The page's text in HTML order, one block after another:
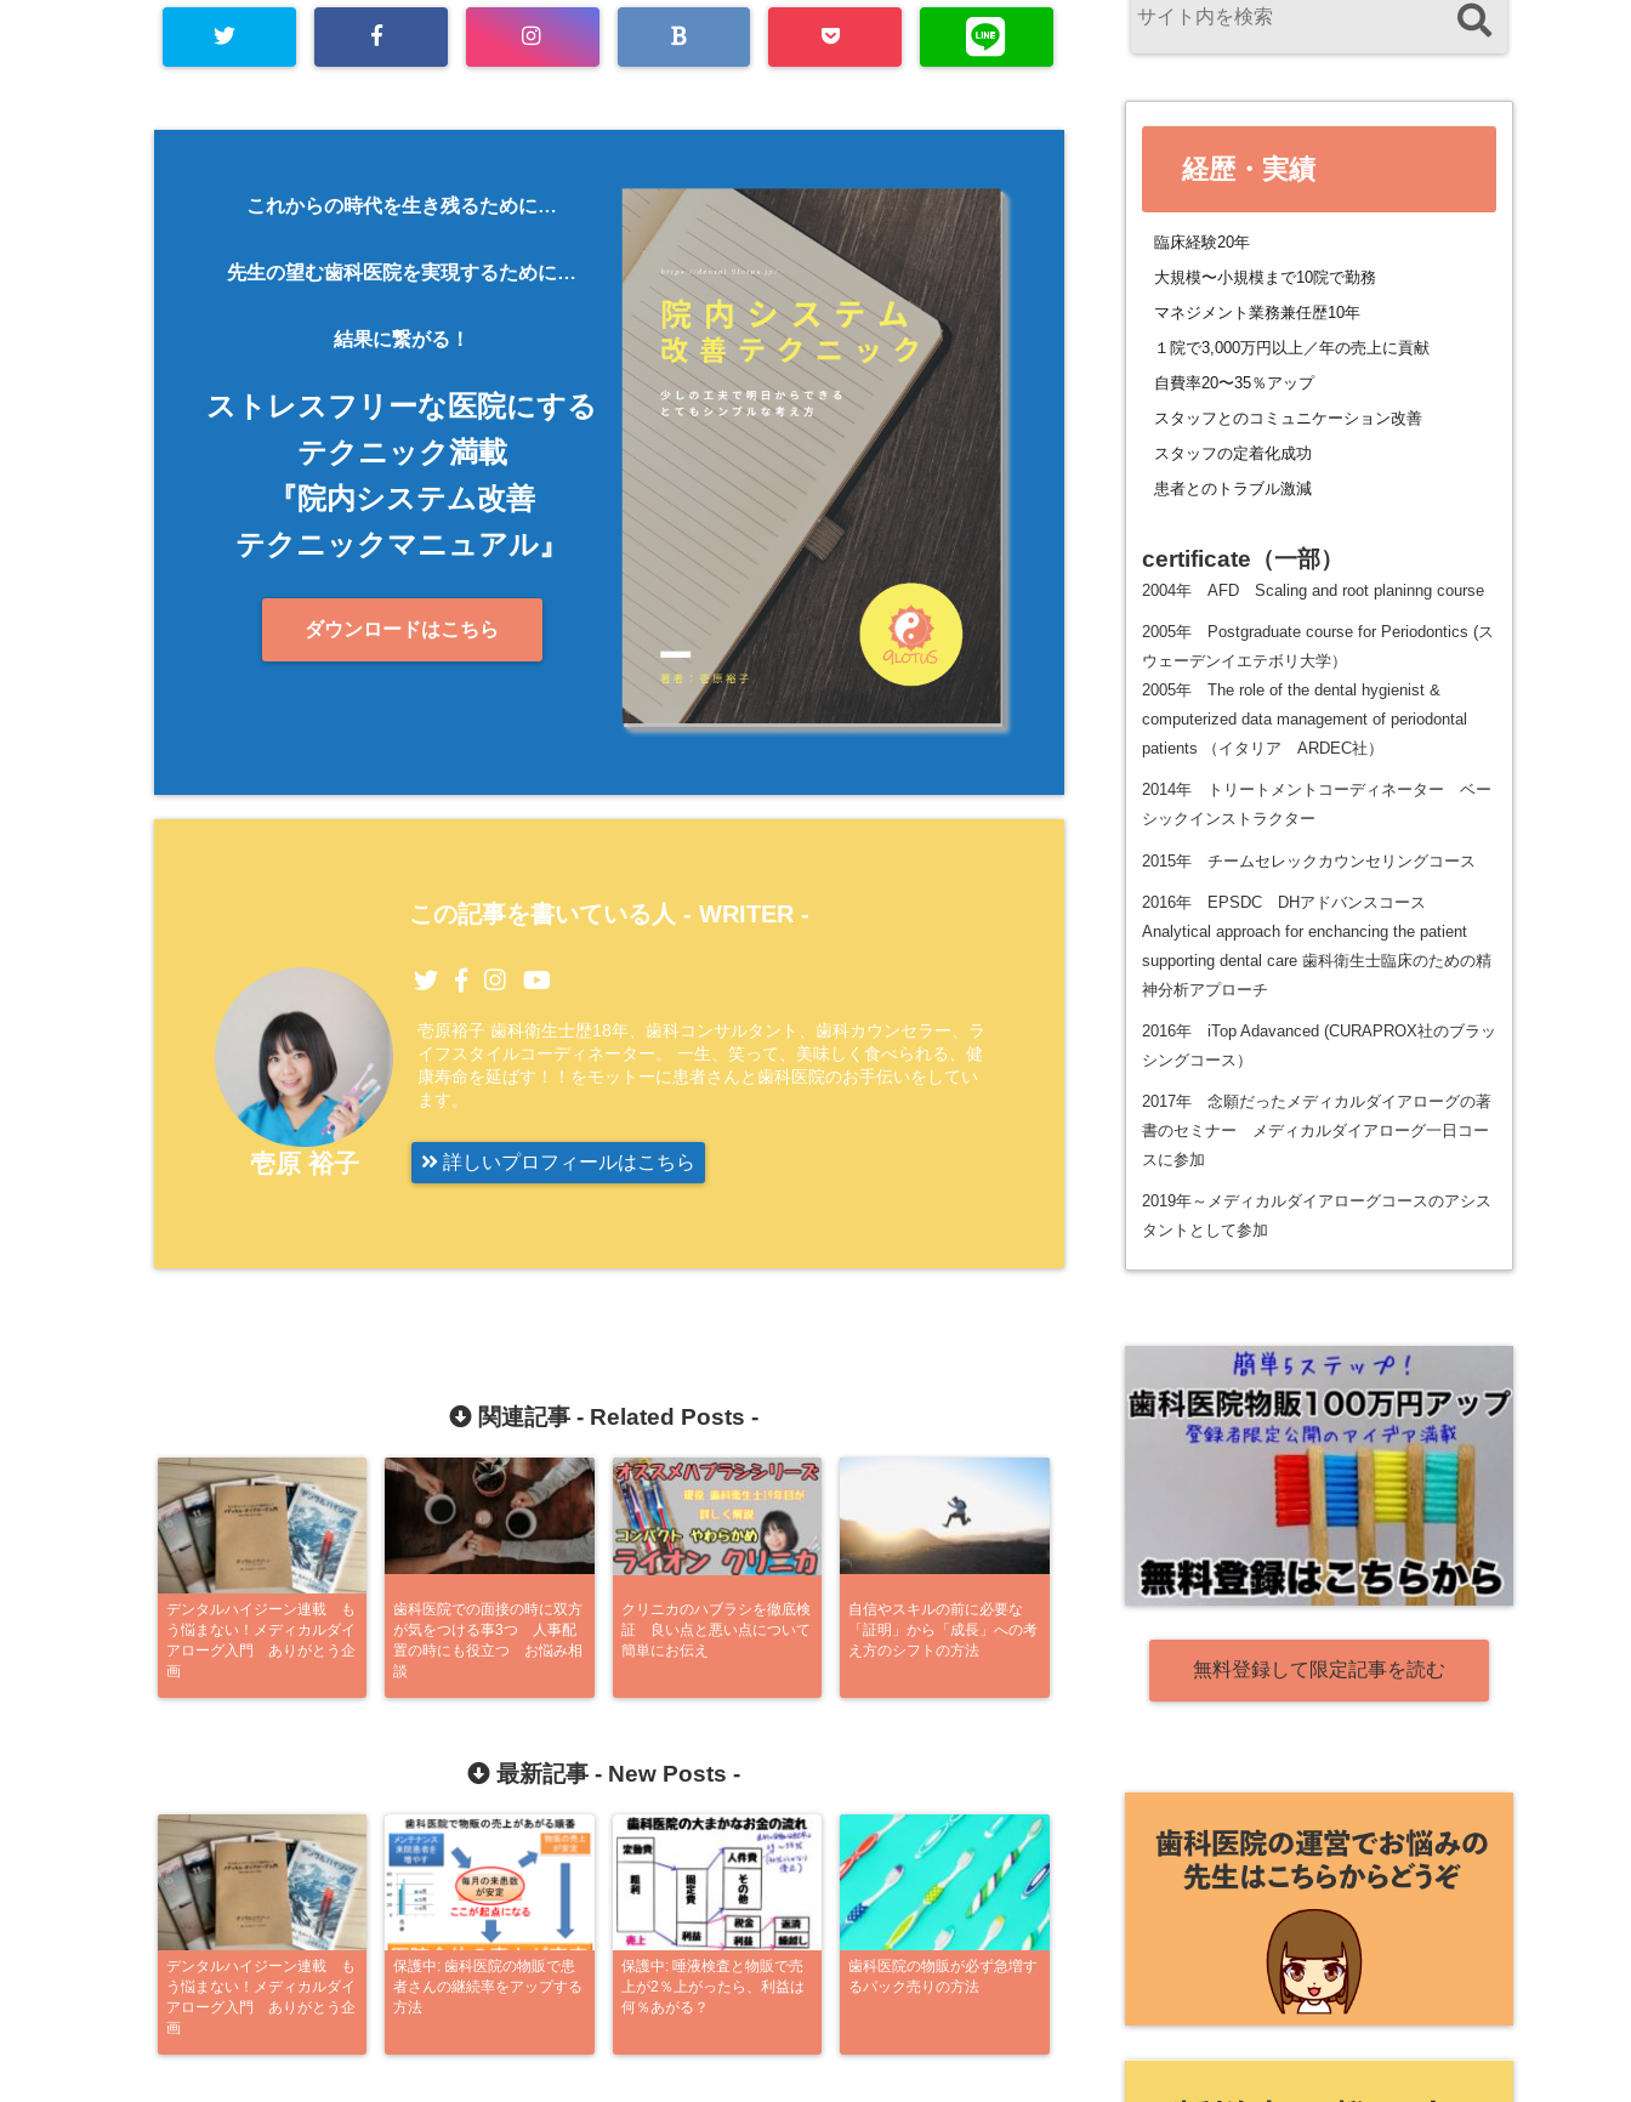
これからの時代を生き残るために…
先生の望む歯科医院を実現するために…
結果に繋がる！
ストレスフリーな医院にする
テクニック満載
『院内システム改善
テクニックマニュアル』
ダウンロードはこちら
この記事を書いている人 - WRITER -
壱原 裕子
壱原裕子 歯科衛生士歴18年、歯科コンサルタント、歯科カウンセラー、ラ
イフスタイルコーディネーター。 一生、笑って、美味しく食べられる、健
康寿命を延ばす！！をモットーに患者さんと歯科医院のお手伝いをしてい
ます。
詳しいプロフィールはこちら
関連記事 - Related Posts -
デンタルハイジーン連載 も
う悩まない！メディカルダイ
アローグ入門 ありがとう企
画
歯科医院での面接の時に双方
が気をつける事3つ 人事配
置の時にも役立つ お悩み相
談
クリニカのハブラシを徹底検
証 良い点と悪い点について
簡単にお伝え
自信やスキルの前に必要な
「証明」から「成長」への考
え方のシフトの方法
最新記事 - New Posts -
デンタルハイジーン連載 も
う悩まない！メディカルダイ
アローグ入門 ありがとう企
画
保護中: 歯科医院の物販で患
者さんの継続率をアップする
方法
保護中: 唾液検査と物販で売
上が2％上がったら、利益は
何％あがる？
歯科医院の物販が必ず急増す
るパック売りの方法
経歴・実績
臨床経験20年
大規模〜小規模まで10院で勤務
マネジメント業務兼任歴10年
１院で3,000万円以上／年の売上に貢献
自費率20〜35％アップ
スタッフとのコミュニケーション改善
スタッフの定着化成功
患者とのトラブル激減
certificate （一部）
2004年 AFD Scaling and root planinng course
2005年 Postgraduate course for Periodontics (ス
ウェーデンイエテボリ大学）
2005年 The role of the dental hygienist &
computerized data management of periodontal
patients （イタリア ARDEC社）
2014年 トリートメントコーディネーター ベー
シックインストラクター
2015年 チームセレックカウンセリングコース
2016年 EPSDC DHアドバンスコース
Analytical approach for enchancing the patient
supporting dental care 歯科衛生士臨床のための精
神分析アプローチ
2016年 iTop Adavanced (CURAPROX社のブラッ
シングコース）
2017年 念願だったメディカルダイアローグの著
書のセミナー メディカルダイアローグ一日コー
スに参加
2019年～メディカルダイアローグコースのアシス
タントとして参加
無料登録して限定記事を読む